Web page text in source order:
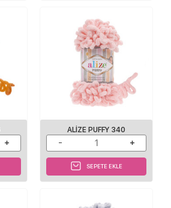
ALIZE PUFFY 340
SEPETE EKLE